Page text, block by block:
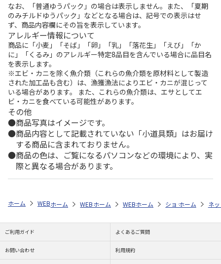
なお、「普通ゆうパック」の場合は表示しません。また、「夏期
のみチルドゆうパック」などとなる場合は、記号での表示はせ
ず、商品内容欄にその旨を表示しています。
アレルギー情報について
商品に「小麦」「そば」「卵」「乳」「落花生」「えび」「か
に」「くるみ」のアレルギー特定8品目を含んでいる場合に品目名
を表示します。
※エビ・カニを除く魚介類（これらの魚介類を原材料として製造
された加工品も含む）は、漁獲漁法によりエビ・カニが混じって
いる場合があります。 また、これらの魚介類は、エサとしてエ
ビ・カニを食べている可能性があります。
その他
商品写真はイメージです。
商品内容として記載されていない「小道具類」はお届け
する商品に含まれておりません。
商品の色は、ご覧になるパソコンなどの環境により、実
際と異なる場合があります。
ホーム WEB特集 新生活雑貨 全商品一覧 調理器具 【濃州孫
ホーム WEB特集 新生活雑貨 全商品一覧 濃州孫
ホーム WEB特集 新生活雑貨 全商品
ホーム ショップ一覧 株
ホーム ネ
ご利用ガイド よくあるご質問
お問い合わせ 利用規約